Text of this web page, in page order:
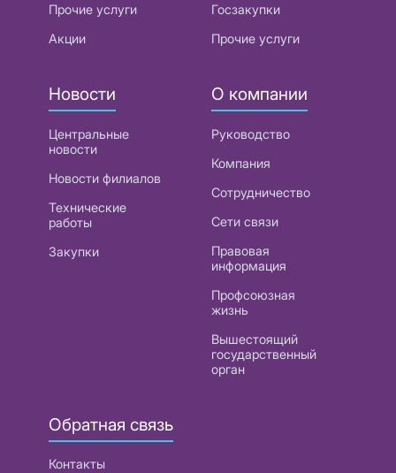
Прочие услуги
Акции
Госзакупки
Прочие услуги
Новости
Центральные
новости
Новости филиалов
Технические
работы
Закупки
О компании
Руководство
Компания
Сотрудничество
Сети связи
Правовая
информация
Профсоюзная
жизнь
Вышестоящий
государственный
орган
Обратная связь
Контакты